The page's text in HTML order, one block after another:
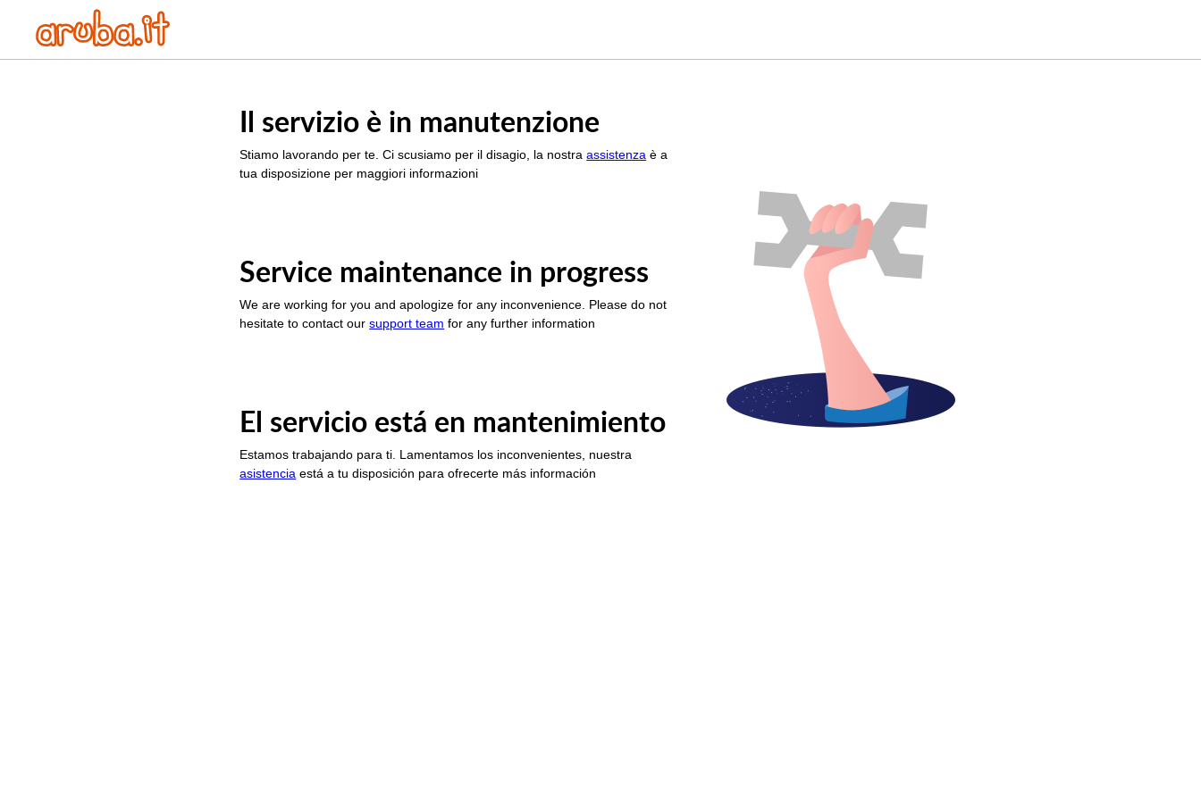
Il servizio è in manutenzione
Stiamo lavorando per te. Ci scusiamo per il disagio, la nostraassistenza è a
tua disposizione per maggiori informazioni
Service maintenance in progress
We are working for you and apologize for any inconvenience. Please do not
hesitate to contact oursupport team for any further information
El servicio está en mantenimiento
Estamos trabajando para ti. Lamentamos los inconvenientes, nuestra
asistencia está a tu disposición para ofrecerte más información